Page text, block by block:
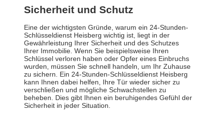
Sicherheit und Schutz
Eine der wichtigsten Gründe, warum ein 24-Stunden-
Schlüsseldienst Heisberg wichtig ist, liegt in der
Gewährleistung Ihrer Sicherheit und des Schutzes
Ihrer Immobilie. Wenn Sie beispielsweise Ihren
Schlüssel verloren haben oder Opfer eines Einbruchs
wurden, müssen Sie schnell handeln, um Ihr Zuhause
zu sichern. Ein 24-Stunden-Schlüsseldienst Heisberg
kann Ihnen dabei helfen, Ihre Tür wieder sicher zu
verschließen und mögliche Schwachstellen zu
beheben. Dies gibt Ihnen ein beruhigendes Gefühl der
Sicherheit in jeder Situation.